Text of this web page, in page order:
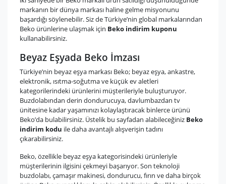
markanın bir dünya markası haline gelme misyonunu
başardığı söylenebilir. Siz de Türkiye’nin global markalarından
Beko ürünlerine ulaşmak için Beko indirim kuponu
kullanabilirsiniz.
Beyaz Eşyada Beko İmzası
Türkiye’nin beyaz eşya markası Beko; beyaz eşya, ankastre,
elektronik, ısıtma-soğutma ve küçük ev aletleri
kategorilerindeki ürünlerini müşterileriyle buluşturuyor.
Buzdolabından derin dondurucuya, davlumbazdan tv
ünitesine kadar yaşamınızı kolaylaştıracak binlerce ürünü
Beko’da bulabilirsiniz. Üstelik bu sayfadan alabileceğiniz Beko
indirim kodu ile daha avantajlı alışverişin tadını
çıkarabilirsiniz.
Beko, özellikle beyaz eşya kategorisindeki ürünleriyle
müşterilerinin ilgisini çekmeyi başarıyor. Son teknoloji
buzdolabı, çamaşır makinesi, dondurucu, fırın ve daha birçok